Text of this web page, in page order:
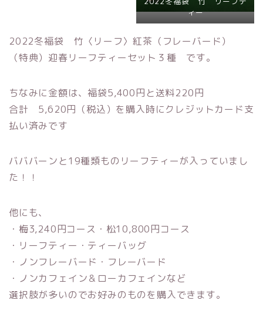
ィー
2022冬福袋 竹〈リーフ〉紅茶（フレーバード）
（特典）迎春リーフティーセット３種 です。
ちなみに金額は、福袋5,400円と送料220円
合計 5,620円（税込）を購入時にクレジットカード支
払い済みです
バババーンと19種類ものリーフティーが入っていまし
た！！
他にも、
・梅3,240円コース・松10,800円コース
・リーフティー・ティーバッグ
・ノンフレーバード・フレーバード
・ノンカフェイン＆ローカフェインなど
選択肢が多いのでお好みのものを購入できます。